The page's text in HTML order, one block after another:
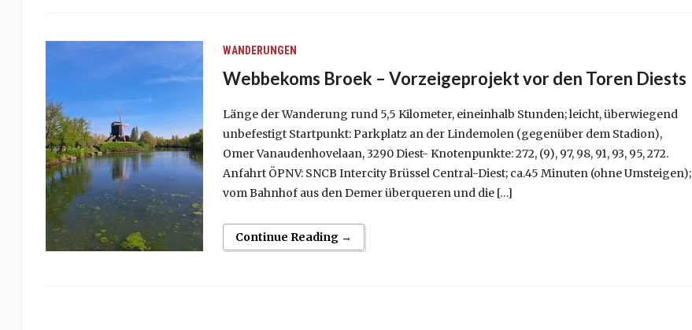
WANDERUNGEN
Webbekoms Broek – Vorzeigeprojekt vor den Toren Diests
Länge der Wanderung rund 5,5 Kilometer, eineinhalb Stunden; leicht, überwiegend
unbefestigt Startpunkt: Parkplatz an der Lindemolen (gegenüber dem Stadion),
Omer Vanaudenhovelaan, 3290 Diest- Knotenpunkte: 272, (9), 97, 98, 91, 93, 95, 272.
Anfahrt ÖPNV: SNCB Intercity Brüssel Central-Diest; ca.45 Minuten (ohne Umsteigen);
vom Bahnhof aus den Demer überqueren und die […]
Continue Reading →